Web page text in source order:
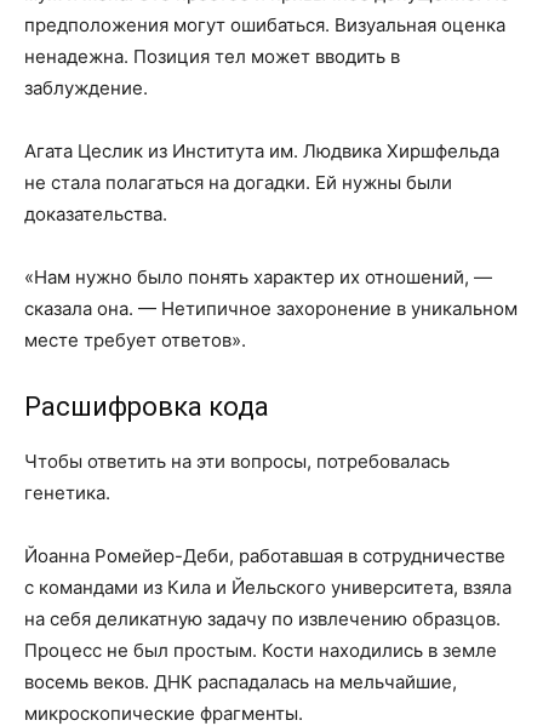
предположения могут ошибаться. Визуальная оценка
ненадежна. Позиция тел может вводить в
заблуждение.
Агата Цеслик из Института им. Людвика Хиршфельда
не стала полагаться на догадки. Ей нужны были
доказательства.
«Нам нужно было понять характер их отношений, —
сказала она. — Нетипичное захоронение в уникальном
месте требует ответов».
Расшифровка кода
Чтобы ответить на эти вопросы, потребовалась
генетика.
Йоанна Ромейер-Деби, работавшая в сотрудничестве
с командами из Кила и Йельского университета, взяла
на себя деликатную задачу по извлечению образцов.
Процесс не был простым. Кости находились в земле
восемь веков. ДНК распадалась на мельчайшие,
микроскопические фрагменты.